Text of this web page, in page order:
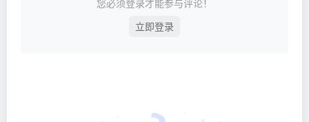
您必须登录才能参与评论！
立即登录